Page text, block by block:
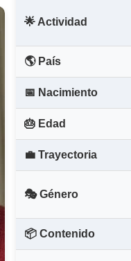
🌟 Actividad
🌎 País
📅 Nacimiento
🎂 Edad
💼 Trayectoria
🎭 Género
📦 Contenido